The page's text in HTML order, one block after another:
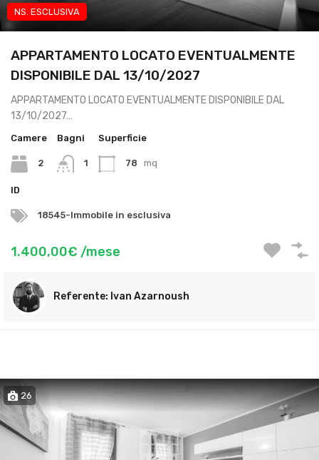
NS. ESCLUSIVA App transitorio lavoratori
APPARTAMENTO LOCATO EVENTUALMENTE
DISPONIBILE DAL 13/10/2027
APPARTAMENTO LOCATO EVENTUALMENTE DISPONIBILE DAL
13/10/2027…
Camere
2
Bagni
1
Superficie
78 mq
ID
18545-Immobile in esclusiva
1.400,00€ /mese
Ivan Azarnoush
26